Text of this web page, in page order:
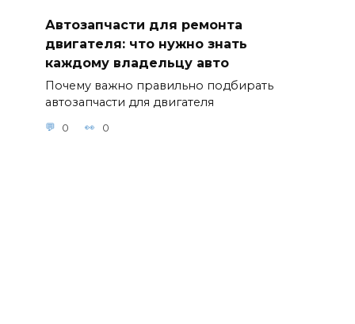
Автозапчасти для ремонта
двигателя: что нужно знать
каждому владельцу авто
Почему важно правильно подбирать
автозапчасти для двигателя
0 0